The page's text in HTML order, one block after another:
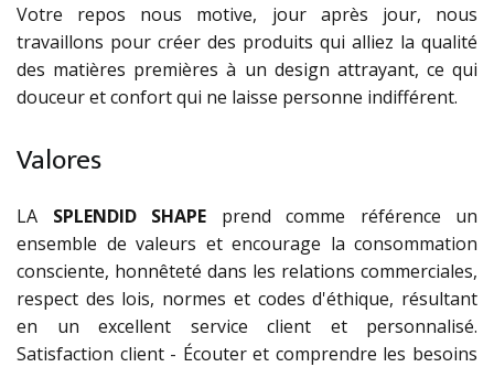
Votre repos nous motive, jour après jour, nous
travaillons pour créer des produits qui alliez la qualité
des matières premières à un design attrayant, ce qui
douceur et confort qui ne laisse personne indifférent.
Valores
LA SPLENDID SHAPE prend comme référence un
ensemble de valeurs et encourage la consommation
consciente, honnêteté dans les relations commerciales,
respect des lois, normes et codes d'éthique, résultant
en un excellent service client et personnalisé.
Satisfaction client - Écouter et comprendre les besoins